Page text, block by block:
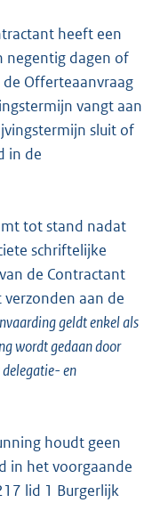
heeft een
negentig dagen of
Offerteaanvraag
vangt aan
sluit of
in de
tot stand nadat
schriftelijke
de Contractant
aan de
geldt enkel als
wordt gedaan door
delegatie- en
houdt geen
in het voorgaande
lid 1 Burgerlijk